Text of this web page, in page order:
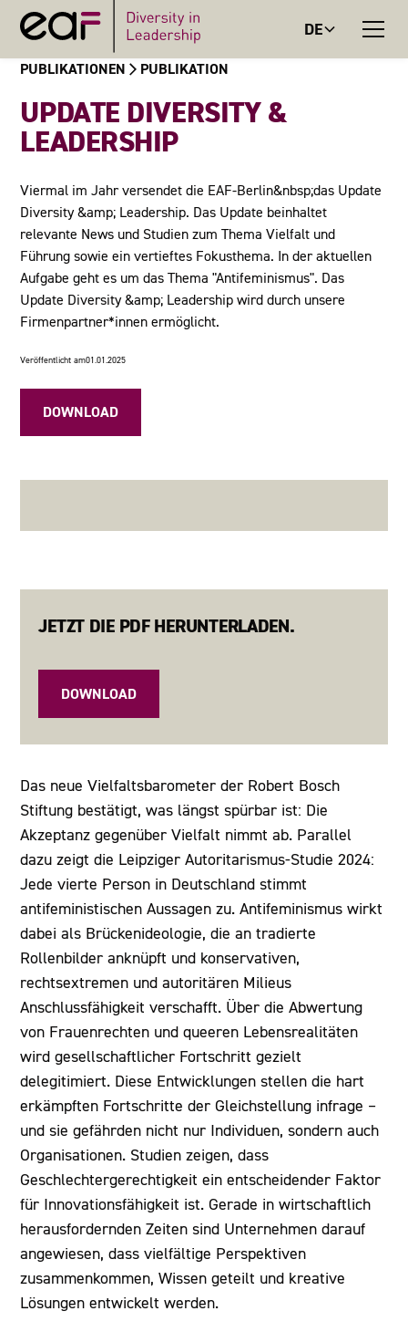
DE
PUBLIKATIONEN PUBLIKATION
UPDATE DIVERSITY &
LEADERSHIP
Viermal im Jahr versendet die EAF-Berlin&nbsp;das Update
Diversity &amp; Leadership. Das Update beinhaltet
relevante News und Studien zum Thema Vielfalt und
Führung sowie ein vertieftes Fokusthema. In der aktuellen
Aufgabe geht es um das Thema "Antifeminismus". Das
Update Diversity &amp; Leadership wird durch unsere
Firmenpartner*innen ermöglicht.
Veröffentlicht am01.01.2025
DOWNLOAD
JETZT DIE PDF HERUNTERLADEN.
DOWNLOAD
Das neue Vielfaltsbarometer der Robert Bosch
Stiftung bestätigt, was längst spürbar ist: Die
Akzeptanz gegenüber Vielfalt nimmt ab. Parallel
dazu zeigt die Leipziger Autoritarismus-Studie 2024:
Jede vierte Person in Deutschland stimmt
antifeministischen Aussagen zu. Antifeminismus wirkt
dabei als Brückenideologie, die an tradierte
Rollenbilder anknüpft und konservativen,
rechtsextremen und autoritären Milieus
Anschlussfähigkeit verschafft. Über die Abwertung
von Frauenrechten und queeren Lebensrealitäten
wird gesellschaftlicher Fortschritt gezielt
delegitimiert. Diese Entwicklungen stellen die hart
erkämpften Fortschritte der Gleichstellung infrage –
und sie gefährden nicht nur Individuen, sondern auch
Organisationen. Studien zeigen, dass
Geschlechtergerechtigkeit ein entscheidender Faktor
für Innovationsfähigkeit ist. Gerade in wirtschaftlich
herausfordernden Zeiten sind Unternehmen darauf
angewiesen, dass vielfältige Perspektiven
zusammenkommen, Wissen geteilt und kreative
Lösungen entwickelt werden.